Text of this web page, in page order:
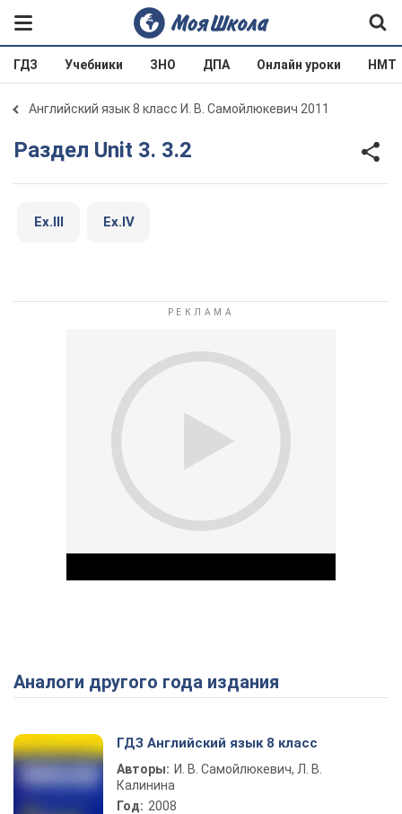
ГДЗ Учебники ЗНО ДПА Онлайн уроки НМТ
Английский язык 8 класс И. В. Самойлюкевич 2011
Раздел Unit 3. 3.2
Ex.III Ex.IV
Play Video
Аналоги другого года издания
ГДЗ Английский язык 8 класс
Авторы: И. В. Самойлюкевич, Л. В.
Калинина
Год: 2008